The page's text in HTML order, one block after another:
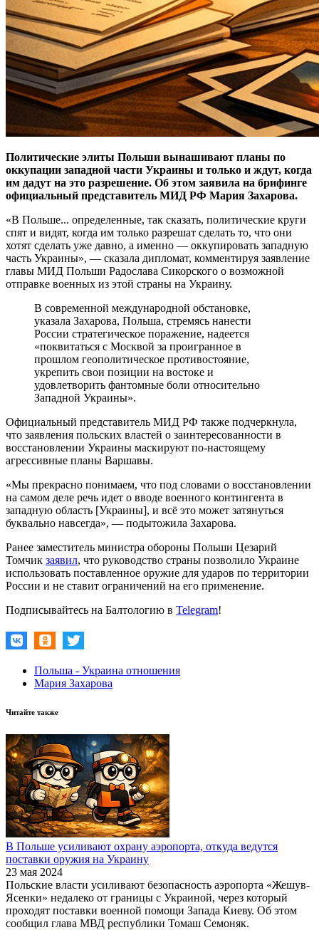
Политические элиты Польши вынашивают планы по
оккупации западной части Украины и только и ждут, когда
им дадут на это разрешение. Об этом заявила на брифинге
официальный представитель МИД РФ Мария Захарова.
«В Польше... определенные, так сказать, политические круги
спят и видят, когда им только разрешат сделать то, что они
хотят сделать уже давно, а именно — оккупировать западную
часть Украины», — сказала дипломат, комментируя заявление
главы МИД Польши Радослава Сикорского о возможной
отправке военных из этой страны на Украину.
В современной международной обстановке,
указала Захарова, Польша, стремясь нанести
России стратегическое поражение, надеется
«поквитаться с Москвой за проигранное в
прошлом геополитическое противостояние,
укрепить свои позиции на востоке и
удовлетворить фантомные боли относительно
Западной Украины».
Официальный представитель МИД РФ также подчеркнула,
что заявления польских властей о заинтересованности в
восстановлении Украины маскируют по-настоящему
агрессивные планы Варшавы.
«Мы прекрасно понимаем, что под словами о восстановлении
на самом деле речь идет о вводе военного контингента в
западную область [Украины], и всë это может затянуться
буквально навсегда», — подытожила Захарова.
Ранее заместитель министра обороны Польши Цезарий
Томчик заявил, что руководство страны позволило Украине
использовать поставленное оружие для ударов по территории
России и не ставит ограничений на его применение.
Подписывайтесь на Балтологию в Telegram!
Польша - Украина отношения
Мария Захарова
Читайте также
В Польше усиливают охрану аэропорта, откуда ведутся
поставки оружия на Украину
23 мая 2024
Польские власти усиливают безопасность аэропорта «Жешув-
Ясенки» недалеко от границы с Украиной, через который
проходят поставки военной помощи Запада Киеву. Об этом
сообщил глава МВД республики Томаш Семоняк.